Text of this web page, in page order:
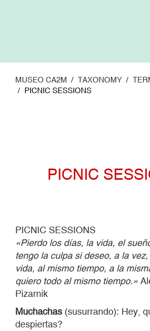
MUSEO CA2M TAXONOMY
PICNIC SESSIONS
PICNIC
PICNIC SESSIONS
«Pierdo los días, la vida, el
tengo la culpa si deseo, a la
vida, al mismo tiempo, a la
quiero todo al mismo tiempo.»
Pizarnik
Muchachas (susurrando): Hey,
despiertas?